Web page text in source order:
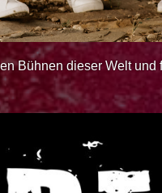
Bühnen dieser Welt